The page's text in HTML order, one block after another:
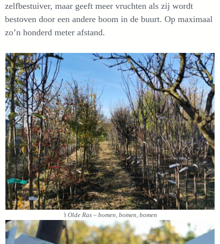
zelfbestuiver, maar geeft meer vruchten als zij wordt
bestoven door een andere boom in de buurt. Op maximaal
zo’n honderd meter afstand.
’t Olde Ras – bomen, bomen, bomen